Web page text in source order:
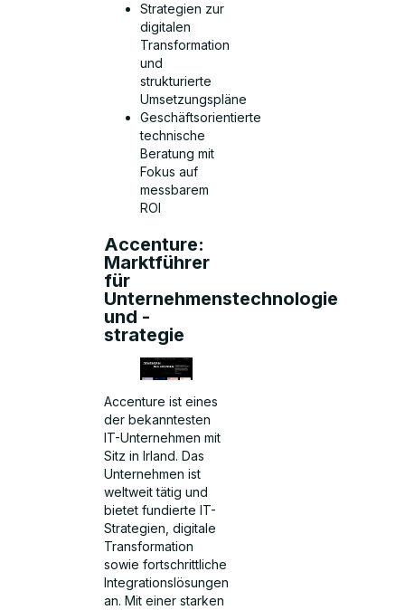
Strategien zur
digitalen
Transformation
und
strukturierte
Umsetzungspläne
Geschäftsorientierte
technische
Beratung mit
Fokus auf
messbarem
ROI
Accenture:
Marktführer
für
Unternehmenstechnologie
und -
strategie
Accenture ist eines
der bekanntesten
IT-Unternehmen mit
Sitz in Irland. Das
Unternehmen ist
weltweit tätig und
bietet fundierte IT-
Strategien, digitale
Transformation
sowie fortschrittliche
Integrationslösungen
an. Mit einer starken